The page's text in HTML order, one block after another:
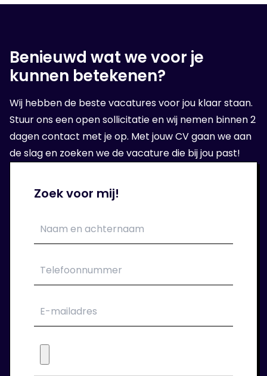
Zoek voor mij!
Benieuwd wat we voor je
kunnen betekenen?
Wij hebben de beste vacatures voor jou klaar staan.
Stuur ons een open sollicitatie en wij nemen binnen 2
dagen contact met je op. Met jouw CV gaan we aan
de slag en zoeken we de vacature die bij jou past!